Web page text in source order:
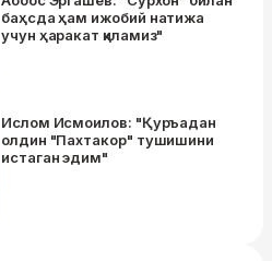
баҳсда ҳам ижобий натижа
учун ҳаракат қиламиз"
Ислом Исмоилов: "Қуръадан
олдин "Пахтакор" тушишини
истаган эдим"